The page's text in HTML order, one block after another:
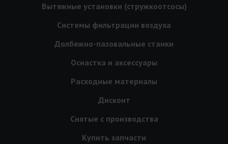
Вытяжные установки (стружкоотсосы)
Системы фильтрации воздуха
Долбежно-пазовальные станки
Оснастка и аксессуары
Расходные материалы
Дисконт
Снятые с производства
Купить запчасти